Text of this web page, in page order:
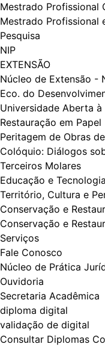
Mestrado Profissional
Mestrado Profissional
Pesquisa
NIP
EXTENSÃO
Núcleo de Extensão -
Eco. do
Universidade Aberta
Restauração em Papel
Peritagem de Obras
Colóquio: Diálogos​​
Terceiros Molares
Educação e Tecnologia
Território, Cultura e
Conservação e
Conservação e
Serviços
Fale Conosco
Núcleo de Prática
Ouvidoria
Secretaria Acadêmica
diploma digital
validação de digital
Consultar Diplomas